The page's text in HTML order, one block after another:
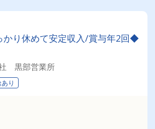
かり休めて安定収入/賞与年2回◆
黒部営業所
り